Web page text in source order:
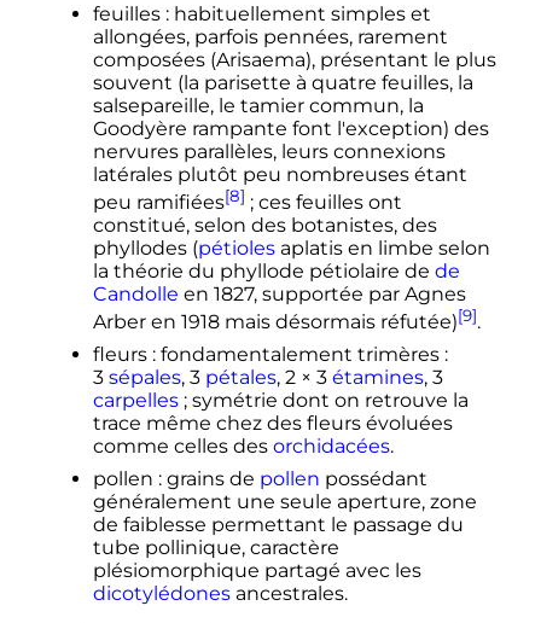
feuilles : habituellement simples et
allongées, parfois pennées, rarement
composées (Arisaema), présentant le plus
souvent (la parisette à quatre feuilles, la
salsepareille, le tamier commun, la
Goodyère rampante font l'exception) des
nervures parallèles, leurs connexions
latérales plutôt peu nombreuses étant
peu ramifiées[8] ; ces feuilles ont
constitué, selon des botanistes, des
phyllodes (pétiolesaplatis en limbe selon
la théorie du phyllode pétiolaire de de
Candolle en 1827, supportée par Agnes
Arber en 1918 mais désormais réfutée)[9].
fleurs : fondamentalement trimères :
3 sépales, 3 pétales, 2 × 3 étamines, 3
carpelles ; symétrie dont on retrouve la
trace même chez des fleurs évoluées
comme celles des orchidacées.
pollen : grains de pollen possédant
généralement une seule aperture, zone
de faiblesse permettant le passage du
tube pollinique, caractère
plésiomorphique partagé avec les
dicotylédonesancestrales.